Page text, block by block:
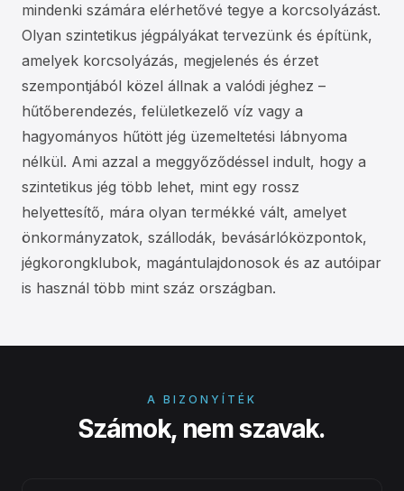
mindenki számára elérhetővé tegye a korcsolyázást.
Olyan szintetikus jégpályákat tervezünk és építünk,
amelyek korcsolyázás, megjelenés és érzet
szempontjából közel állnak a valódi jéghez –
hűtőberendezés, felületkezelő víz vagy a
hagyományos hűtött jég üzemeltetési lábnyoma
nélkül. Ami azzal a meggyőződéssel indult, hogy a
szintetikus jég több lehet, mint egy rossz
helyettesítő, mára olyan termékké vált, amelyet
önkormányzatok, szállodák, bevásárlóközpontok,
jégkorongklubok, magántulajdonosok és az autóipar
is használ több mint száz országban.
A BIZONYÍTÉK
Számok, nem szavak.